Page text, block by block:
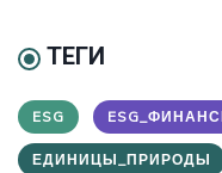
ТЕГИ
ESG
ЕДИНИЦЫ_ПРИРОДЫ